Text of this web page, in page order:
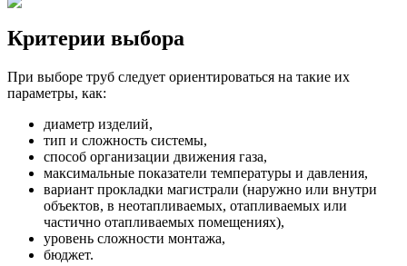
Критерии выбора
При выборе труб следует ориентироваться на такие их
параметры, как:
диаметр изделий,
тип и сложность системы,
способ организации движения газа,
максимальные показатели температуры и давления,
вариант прокладки магистрали (наружно или внутри
объектов, в неотапливаемых, отапливаемых или
частично отапливаемых помещениях),
уровень сложности монтажа,
бюджет.